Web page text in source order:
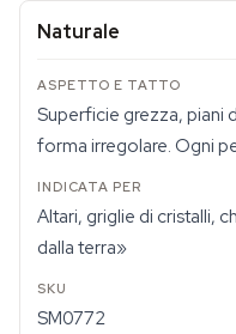
Naturale
Superficie grezza, piani
forma irregolare. Ogni
Altari, griglie di cristalli,
dalla terra»
SM0772